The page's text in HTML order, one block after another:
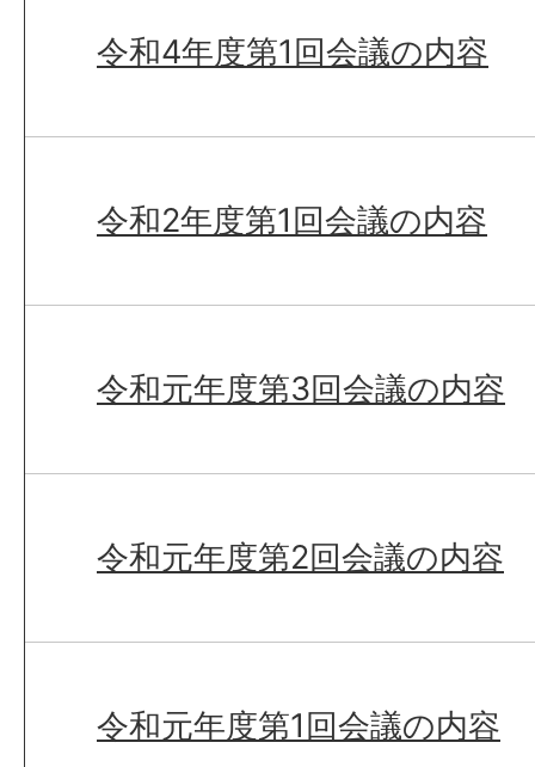
令和4年度第1回会議の内容
令和2年度第1回会議の内容
令和元年度第3回会議の内容
令和元年度第2回会議の内容
令和元年度第1回会議の内容